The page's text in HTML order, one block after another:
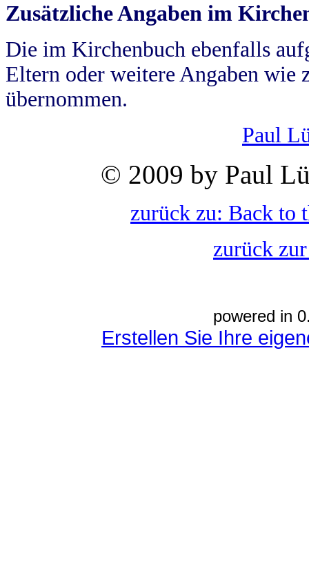
Zusätzliche Angaben im
Die im Kirchenbuch ebenfalls
Eltern oder weitere Angaben wie
übernommen.
Paul
© 2009 by Paul
zurück zu: Back to
zurück
powered in
Erstellen Sie Ihre